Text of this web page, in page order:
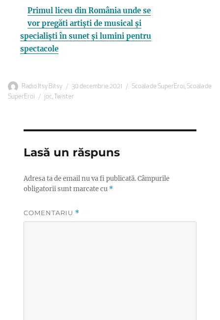
Primul liceu din România unde se
vor pregăti artiști de musical și
specialiști în sunet și lumini pentru
spectacole
Autor
Radio Itsy Bitsy
Publicat
pe
30 decembrie 2021 Categorii
Scoala de SuperEroi,Scoala de
SuperEroi
Etichete
joc, Twister
Lasă un răspuns
Adresa ta de email nu va fi publicată.Câmpurile
obligatorii sunt marcate cu *
COMENTARIU *